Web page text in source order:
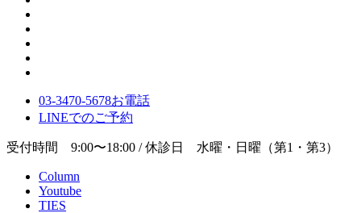
03-3470-5678お電話
LINEでのご予約
受付時間 9:00〜18:00 / 休診日 水曜・日曜（第1・第3）
Column
Youtube
TIES